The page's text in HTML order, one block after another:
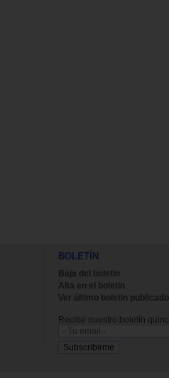
BOLETÍN
Baja del boletin
Alta en el boletin
Ver último boletin publicado
Recibe nuestro boletín